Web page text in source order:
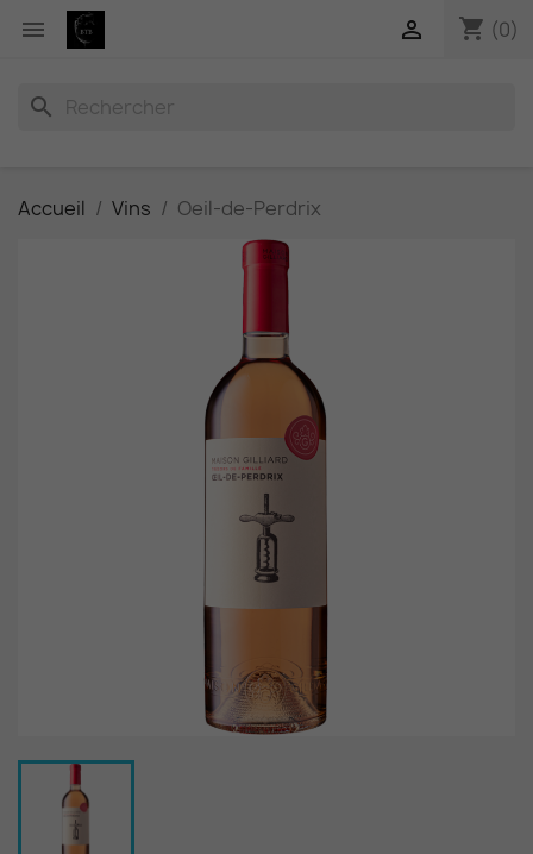
 shopping_cart (0)

search
Accueil Vins Oeil-de-Perdrix